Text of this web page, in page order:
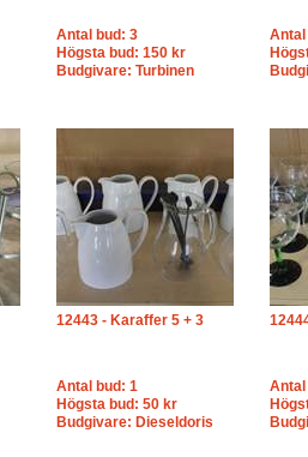
Antal bud: 3
Högsta bud: 150 kr
Budgivare: Turbinen
Antal
12443 - Karaffer 5 + 3
Antal bud: 1
Högsta bud: 50 kr
Budgivare: Dieseldoris
Antal